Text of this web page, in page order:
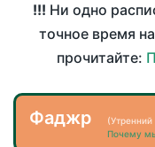
!!! Ни одно
точное время
прочитайте:
Фаджр
Почему